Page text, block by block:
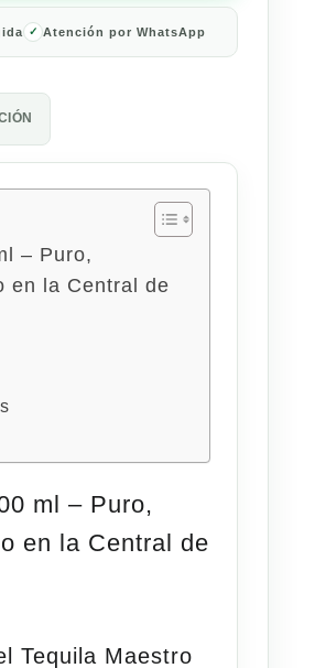
Atención por WhatsApp
– Puro,
en la Central de
ml – Puro,
en la Central de
Tequila Maestro